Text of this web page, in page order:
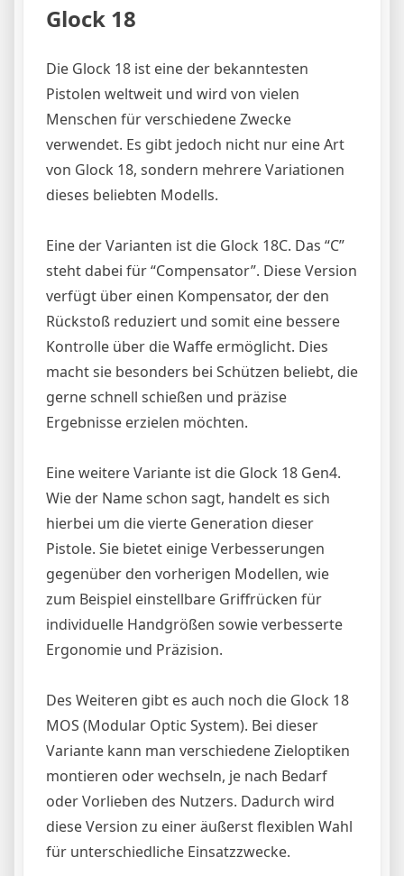
Glock 18
Die Glock 18 ist eine der bekanntesten
Pistolen weltweit und wird von vielen
Menschen für verschiedene Zwecke
verwendet. Es gibt jedoch nicht nur eine Art
von Glock 18, sondern mehrere Variationen
dieses beliebten Modells.
Eine der Varianten ist die Glock 18C. Das “C”
steht dabei für “Compensator”. Diese Version
verfügt über einen Kompensator, der den
Rückstoß reduziert und somit eine bessere
Kontrolle über die Waffe ermöglicht. Dies
macht sie besonders bei Schützen beliebt, die
gerne schnell schießen und präzise
Ergebnisse erzielen möchten.
Eine weitere Variante ist die Glock 18 Gen4.
Wie der Name schon sagt, handelt es sich
hierbei um die vierte Generation dieser
Pistole. Sie bietet einige Verbesserungen
gegenüber den vorherigen Modellen, wie
zum Beispiel einstellbare Griffrücken für
individuelle Handgrößen sowie verbesserte
Ergonomie und Präzision.
Des Weiteren gibt es auch noch die Glock 18
MOS (Modular Optic System). Bei dieser
Variante kann man verschiedene Zieloptiken
montieren oder wechseln, je nach Bedarf
oder Vorlieben des Nutzers. Dadurch wird
diese Version zu einer äußerst flexiblen Wahl
für unterschiedliche Einsatzzwecke.